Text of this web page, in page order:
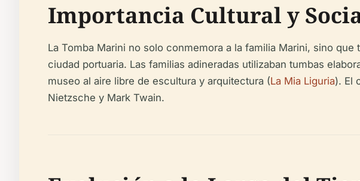
Importancia Cultural y
La Tomba Marini no solo conmemora a la familia Marini, sino
ciudad portuaria. Las familias adineradas utilizaban tumbas
museo al aire libre de escultura y arquitectura (La Mia Liguria). El
Nietzsche y Mark Twain.